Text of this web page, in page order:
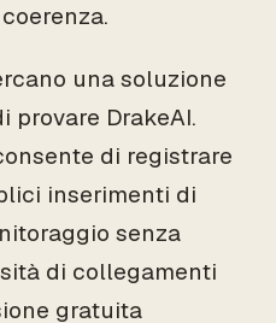
una soluzione
provare DrakeAI.
di registrare
inserimenti di
senza
di collegamenti
gratuita